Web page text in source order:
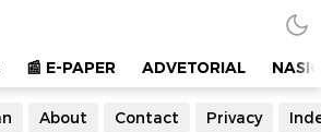
Terkini
📰 E-PAPER ADVETORIAL
About Contact Privacy